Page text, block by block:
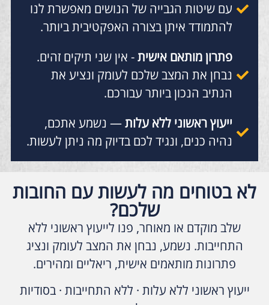
עם שיטות הגבייה של הנושים מאפשרת לנו
להתמודד איתן בצורה האפקטיבית ביותר.
פתרון מותאם אישית- אין שני תיקים זהים.
נבחן את המצב שלכם לעומק ונציע את
הנתיב הנכון ביותר עבורכם.
ייעוץ ראשוני ללא עלות— נשמע אתכם,
נהיה כנים, ונגיד לכם בדיוק מה ניתן לעשות.
לא בטוחים מה לעשות עם החובות
שלכם?
שלב מוקדם או מאוחר, פנו לייעוץ ראשוני ללא
התחייבות. נשמע, נבחן את המצב לעומק ונציג
פתרונות מותאמים אישית, ריאליים ומהירים.
ייעוץ ראשוני ללא עלות · ללא התחייבות · בסודיות